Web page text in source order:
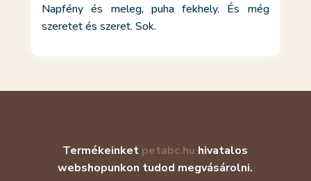
Napfény és meleg, puha fekhely. És még
szeretet és szeret. Sok.
Termékeinket petabc.hu hivatalos
webshopunkon tudod megvásárolni.